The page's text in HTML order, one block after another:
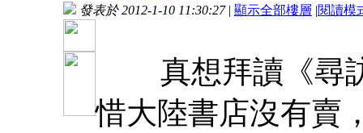
發表於 2012-1-10 11:30:27 | 顯示全部樓層 |閱讀模
真想拜讀《尋訪
惜大陸書店沒有賣